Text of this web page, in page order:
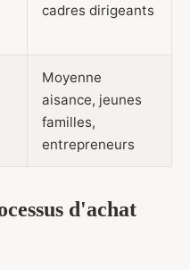
cadres dirigeants
Moyenne
aisance, jeunes
familles,
entrepreneurs
d'achat